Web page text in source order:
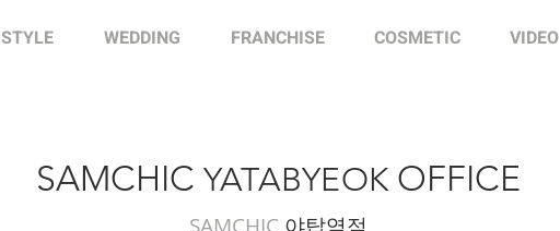
STYLE WEDDING FRANCHISE COSMETIC VIDEO
SAMCHIC YATABYEOK OFFICE